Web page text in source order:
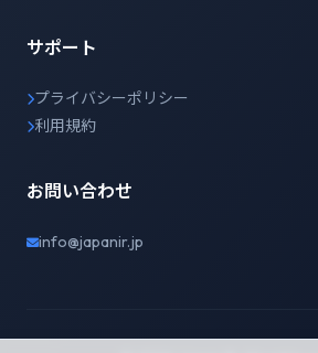
サポート
プライバシーポリシー
利用規約
お問い合わせ
info@japanir.jp